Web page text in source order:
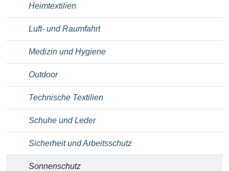
Heimtextilien
Luft- und Raumfahrt
Medizin und Hygiene
Outdoor
Technische Textilien
Schuhe und Leder
Sicherheit und Arbeitsschutz
Sonnenschutz